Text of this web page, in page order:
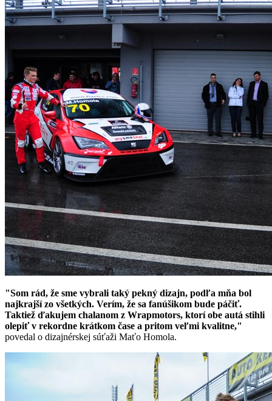
"Som rád, že sme vybrali taký pekný dizajn, podľa mňa bol
najkrajší zo všetkých. Verím, že sa fanúšikom bude páčiť.
Taktiež ďakujem chalanom z Wrapmotors, ktorí obe autá stihli
olepiť v rekordne krátkom čase a pritom veľmi kvalitne,"
povedal o dizajnérskej súťaži Maťo Homola.